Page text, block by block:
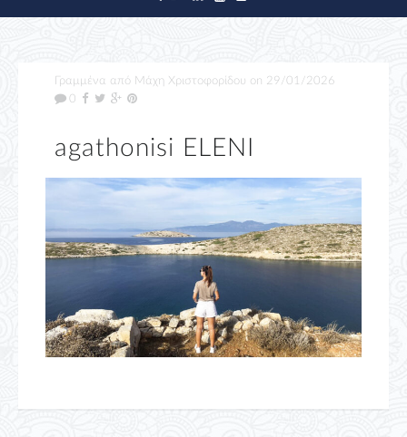
Γραμμένα από Μάχη Χριστοφορίδου on 29/01/2026
0
agathonisi ELENI